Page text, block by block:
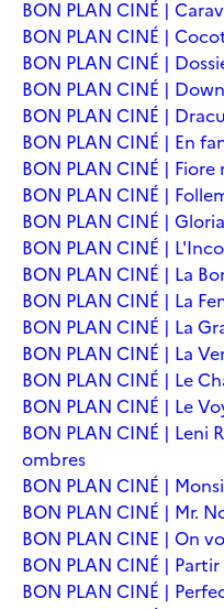
BON PLAN CINÉ |
BON PLAN CINÉ |
BON PLAN CINÉ |
BON PLAN CINÉ |
BON PLAN CINÉ |
BON PLAN CINÉ | En
BON PLAN CINÉ | Fiore
BON PLAN CINÉ |
BON PLAN CINÉ |
BON PLAN CINÉ |
BON PLAN CINÉ | La
BON PLAN CINÉ | La
BON PLAN CINÉ | La
BON PLAN CINÉ | La
BON PLAN CINÉ | Le
BON PLAN CINÉ | Le
BON PLAN CINÉ | Leni
ombres
BON PLAN CINÉ |
BON PLAN CINÉ | Mr.
BON PLAN CINE | On
BON PLAN CINÉ |
BON PLAN CINÉ |